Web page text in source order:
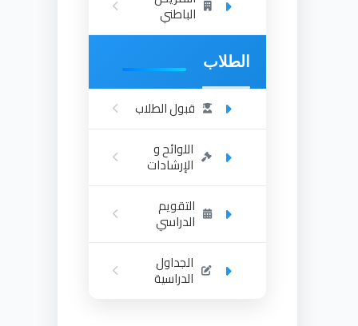
الباطني
الطلاب
قبول الطلاب
اللوائح و
الإرشادات
التقويم
الدراسي
الجداول
الدراسية